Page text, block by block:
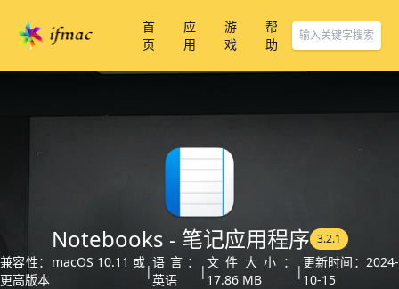
首
页
应
用
游
戏
帮
助
Notebooks - 笔记应用程序 3.2.1
兼容性：macOS 10.11 或
更高版本
|
语言：
英语
|
文件大小：
17.86 MB
|
更新时间：2024-
10-15